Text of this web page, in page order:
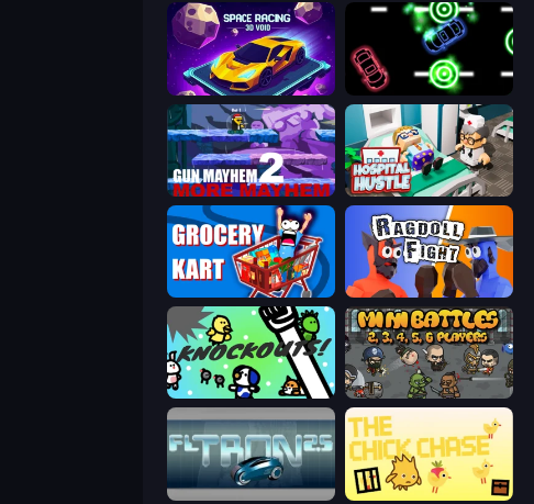
Space Racing 3D: Void Glowit - Two Players
Gun Mayhem 2 Hospital Hustle
Grocery Kart Ragdoll Fight
KNOCKOUTS! MiniBattles
FL Tron The Chick Chase